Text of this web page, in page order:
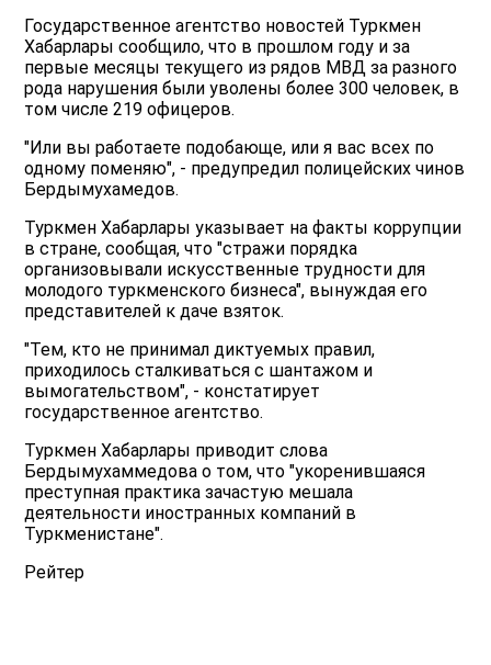
Государственное агентство новостей Туркмен
Хабарлары сообщило, что в прошлом году и за
первые месяцы текущего из рядов МВД за разного
рода нарушения были уволены более 300 человек, в
том числе 219 офицеров.
"Или вы работаете подобающе, или я вас всех по
одному поменяю", - предупредил полицейских чинов
Бердымухамедов.
Туркмен Хабарлары указывает на факты коррупции
в стране, сообщая, что "стражи порядка
организовывали искусственные трудности для
молодого туркменского бизнеса", вынуждая его
представителей к даче взяток.
"Тем, кто не принимал диктуемых правил,
приходилось сталкиваться с шантажом и
вымогательством", - констатирует
государственное агентство.
Туркмен Хабарлары приводит слова
Бердымухаммедова о том, что "укоренившаяся
преступная практика зачастую мешала
деятельности иностранных компаний в
Туркменистане".
Рейтер